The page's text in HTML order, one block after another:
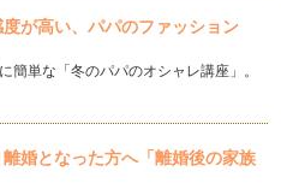
めての記事になります。これ
クに、い…
す。みなさん素敵なお正月を過
日本のよ…
が高い、パパのファッション
簡単な「冬のパパのオシャレ講座」。
婚となった方へ「離婚後の家族